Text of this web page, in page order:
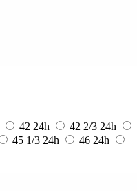
42 24h 42 2/3 24h
45 1/3 24h 46 24h